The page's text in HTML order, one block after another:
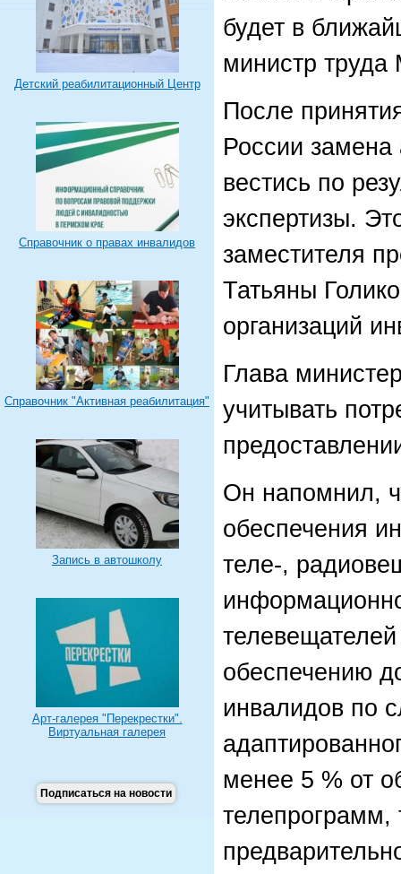
Детский реабилитационный Центр
Справочник о правах инвалидов
Справочник "Активная реабилитация"
Запись в автошколу
Арт-галерея "Перекрестки".
Виртуальная галерея
Подписаться на новости
будет в
министр
После
России замена
вестись по
экспертизы.
заместителя
Татьяны
организаций
Глава
учитывать
Он напомнил,
обеспечения
теле-,
обеспечению
инвалидов по
менее 5 % от
телепрограмм,